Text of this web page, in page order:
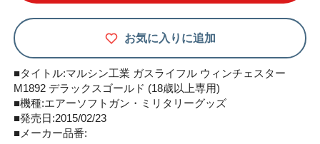
お気に入りに追加
■タイトル:マルシン工業 ガスライフル ウィンチェスター
M1892 デラックスゴールド (18歳以上専用)
■機種:エアーソフトガン・ミリタリーグッズ
■発売日:2015/02/23
■メーカー品番: